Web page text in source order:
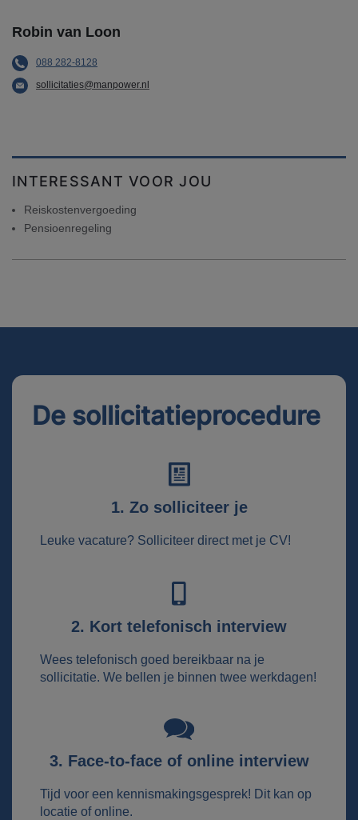
Robin van Loon
088 282-8128
sollicitaties@manpower.nl
INTERESSANT VOOR JOU
Reiskostenvergoeding
Pensioenregeling
De sollicitatieprocedure
1. Zo solliciteer je
Leuke vacature? Solliciteer direct met je CV!
2. Kort telefonisch interview
Wees telefonisch goed bereikbaar na je
sollicitatie. We bellen je binnen twee werkdagen!
3. Face-to-face of online interview
Tijd voor een kennismakingsgesprek! Dit kan op
locatie of online.